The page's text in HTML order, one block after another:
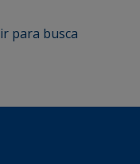
ir para busca